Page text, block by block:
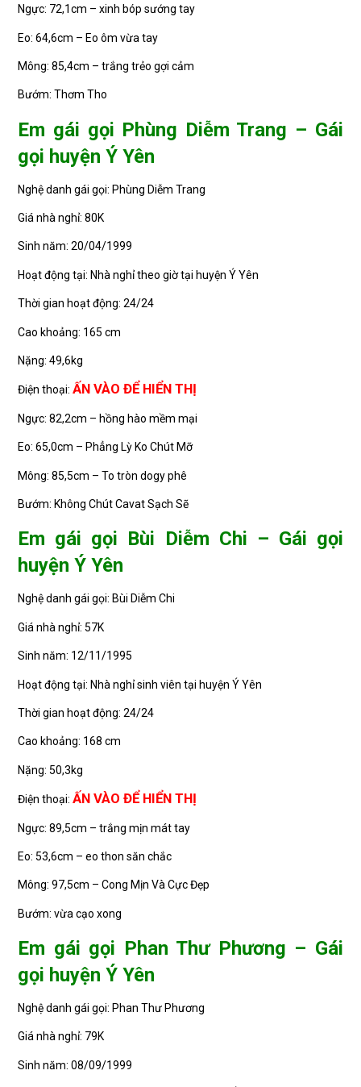
Ngực: 72,1cm – xinh bóp sướng tay
Eo: 64,6cm – Eo ôm vừa tay
Mông: 85,4cm – trắng trẻo gợi cảm
Bướm: Thơm Tho
Em gái gọi Phùng Diễm Trang – Gái
gọi huyện Ý Yên
Nghệ danh gái gọi: Phùng Diễm Trang
Giá nhà nghỉ: 80K
Sinh năm: 20/04/1999
Hoạt động tại: Nhà nghỉ theo giờ tại huyện Ý Yên
Thời gian hoạt động: 24/24
Cao khoảng: 165 cm
Nặng: 49,6kg
Điện thoại:ẤN VÀO ĐỂ HIỂN THỊ
Ngực: 82,2cm – hồng hào mềm mại
Eo: 65,0cm – Phẳng Lỳ Ko Chút Mỡ
Mông: 85,5cm – To tròn dogy phê
Bướm: Không Chút Cavat Sạch Sẽ
Em gái gọi Bùi Diễm Chi – Gái gọi
huyện Ý Yên
Nghệ danh gái gọi: Bùi Diễm Chi
Giá nhà nghỉ: 57K
Sinh năm: 12/11/1995
Hoạt động tại: Nhà nghỉ sinh viên tại huyện Ý Yên
Thời gian hoạt động: 24/24
Cao khoảng: 168 cm
Nặng: 50,3kg
Điện thoại:ẤN VÀO ĐỂ HIỂN THỊ
Ngực: 89,5cm – trắng mịn mát tay
Eo: 53,6cm – eo thon săn chắc
Mông: 97,5cm – Cong Mịn Và Cực Đẹp
Bướm: vừa cạo xong
Em gái gọi Phan Thư Phương – Gái
gọi huyện Ý Yên
Nghệ danh gái gọi: Phan Thư Phương
Giá nhà nghỉ: 79K
Sinh năm: 08/09/1999